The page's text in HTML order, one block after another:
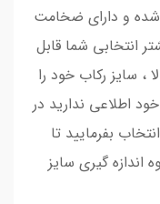
بین المللی 925 ساخته شده و دارای ضخامت
انتخابی شما قابل
، سایز رکاب خود را
اطلاعی ندارید در
بفرمایید تا
اندازه گیری سایز